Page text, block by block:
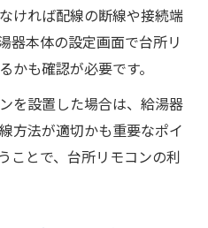
ければ配線の断線や接続端
器本体の設定画面で台所リ
かも確認が必要です。
を設置した場合は、給湯器
方法が適切かも重要なポイ
ことで、台所リモコンの利